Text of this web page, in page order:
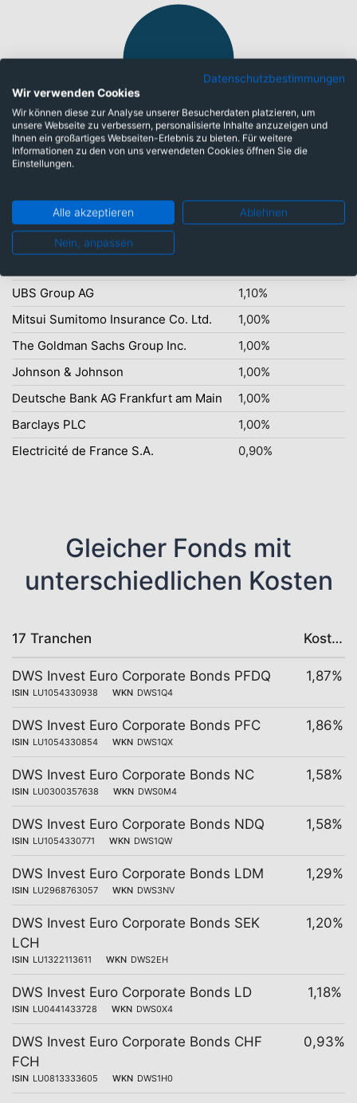
Euro: 98,52%
BNP Paribas S.A. Paris
1,20%
Verizon Communications Inc.
UBS Group AG
1,10%
Mitsui Sumitomo Insurance Co. Ltd.
1,00%
The Goldman Sachs Group Inc.
1,00%
Johnson & Johnson
1,00%
Deutsche Bank AG Frankfurt am Main
1,00%
Barclays PLC
1,00%
Electricité de France S.A.
0,90%
Gleicher Fonds mit
unterschiedlichen Kosten
17 Tranchen Kosten
DWS Invest Euro Corporate Bonds PFDQ
ISIN LU1054330938 WKN DWS1Q4
1,87%
DWS Invest Euro Corporate Bonds PFC
ISIN LU1054330854 WKN DWS1QX
1,86%
DWS Invest Euro Corporate Bonds NC
ISIN LU0300357638 WKN DWS0M4
1,58%
DWS Invest Euro Corporate Bonds NDQ
ISIN LU1054330771 WKN DWS1QW
1,58%
DWS Invest Euro Corporate Bonds LDM
ISIN LU2968763057 WKN DWS3NV
1,29%
DWS Invest Euro Corporate Bonds SEK
LCH
ISIN LU1322113611 WKN DWS2EH
1,20%
DWS Invest Euro Corporate Bonds LD
ISIN LU0441433728 WKN DWS0X4
1,18%
DWS Invest Euro Corporate Bonds CHF
FCH
ISIN LU0813333605 WKN DWS1H0
0,93%
Datenschutzbestimmungen
Wir verwenden Cookies
Wir können diese zur Analyse unserer Besucherdaten platzieren, um
unsere Webseite zu verbessern, personalisierte Inhalte anzuzeigen und
Ihnen ein großartiges Webseiten-Erlebnis zu bieten. Für weitere
Informationen zu den von uns verwendeten Cookies öffnen Sie die
Einstellungen.
Alle akzeptieren Ablehnen
Nein, anpassen